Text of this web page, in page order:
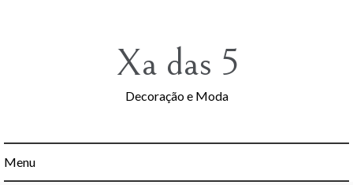
Xa das 5
Decoração e Moda
Menu